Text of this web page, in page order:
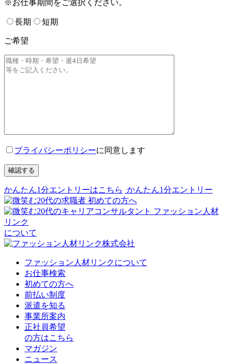
※お仕事期間をご選択ください。
長期 短期
ご希望
プライバシーポリシーに同意します
確認する
かんたん1分エントリーはこちら かんたん1分エントリー
初めての方へ
ファッション人材
リンク
について
ファッション人材リンクについて
お仕事検索
初めての方へ
前払い制度
派遣を知る
事業所案内
正社員希望
の方はこちら
マガジン
ニュース